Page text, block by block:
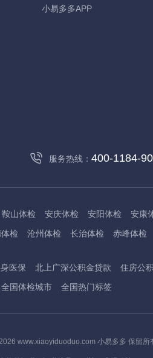
小易多多APP
服务热线： 400-1184-
鞍山体检 安庆体检 安阳体检 安康
检 沧州体检 长治体检 赤峰体检
体检 防城港体检 赣州体检 广州体
安体检 杭州体检 湖州体检
检 汉中体检 晋城体检 晋中体检
医保 北上广深公积金贷款 住房公
全国体检城市 全国热门标签
www.xiaoyiduoduo.com 小易多多 保留所